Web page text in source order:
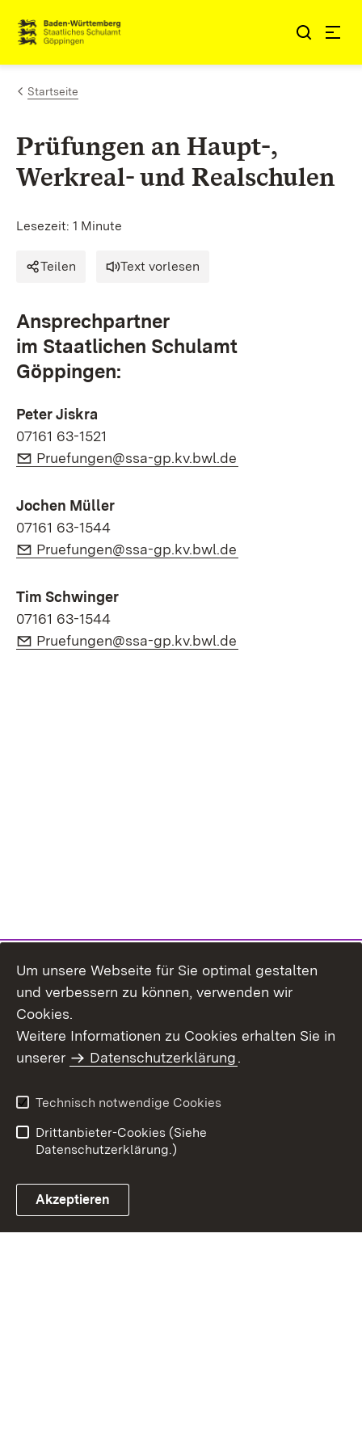
Zum Inhalt springen
Link zur Startseite
Startseite
Prüfungen an Haupt-,
Werkreal- und Realschulen
Lesezeit: 1 Minute
Teilen Text vorlesen
Ansprechpartner
im Staatlichen Schulamt
Göppingen:
Peter Jiskra
07161 63-1521
E-Mail:
Pruefungen@ssa-gp.kv.bwl.de
Jochen Müller
07161 63-1544
E-Mail:
Pruefungen@ssa-gp.kv.bwl.de
Tim Schwinger
07161 63-1544
E-Mail:
Pruefungen@ssa-gp.kv.bwl.de
Benutzungshinweise
Erklärung zur
Um unsere Webseite für Sie optimal gestalten
und verbessern zu können, verwenden wir
Cookies.
Weitere Informationen zu Cookies erhalten Sie in
unserer
Datenschutzerklärung.
Technisch notwendige Cookies
Drittanbieter-Cookies (Siehe
Datenschutzerklärung.)
Akzeptieren